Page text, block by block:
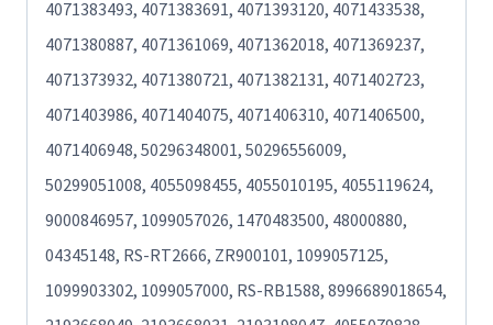
4071383493, 4071383691, 4071393120, 4071433538,
4071380887, 4071361069, 4071362018, 4071369237,
4071373932, 4071380721, 4071382131, 4071402723,
4071403986, 4071404075, 4071406310, 4071406500,
4071406948, 50296348001, 50296556009,
50299051008, 4055098455, 4055010195, 4055119624,
9000846957, 1099057026, 1470483500, 48000880,
04345148, RS-RT2666, ZR900101, 1099057125,
1099903302, 1099057000, RS-RB1588, 8996689018654,